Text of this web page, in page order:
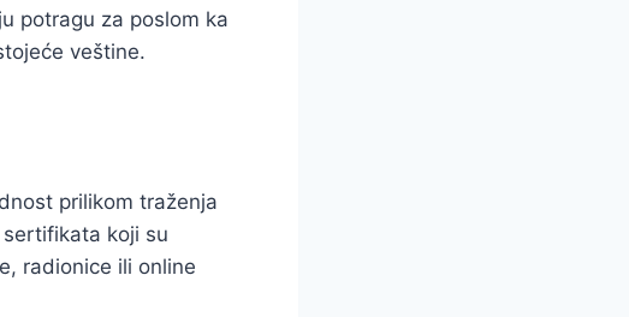
potragu za poslom ka
veštine.
prilikom traženja
koji su
radionice ili online